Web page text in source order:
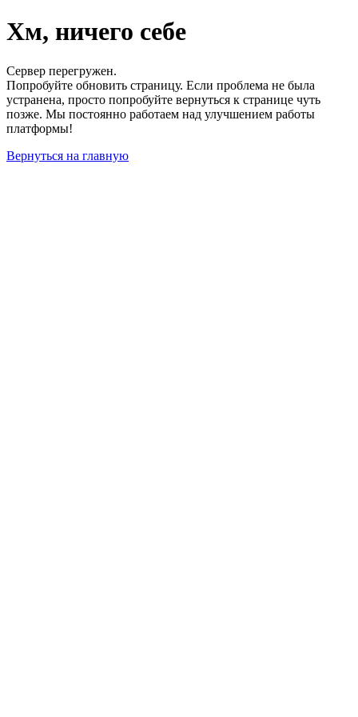
Хм, ничего себе
Сервер перегружен.
Попробуйте обновить страницу. Если проблема не была
устранена, просто попробуйте вернуться к странице чуть
позже. Мы постоянно работаем над улучшением работы
платформы!
Вернуться на главную